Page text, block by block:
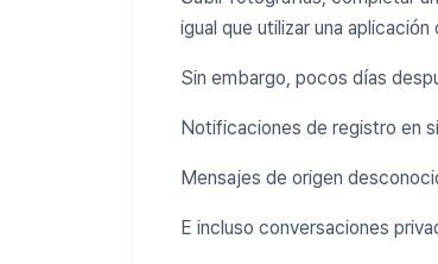
igual que utilizar una
Sin embargo, pocos días
Notificaciones de registro en
Mensajes de origen
E incluso conversaciones